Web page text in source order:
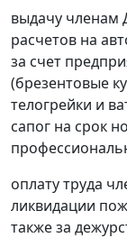
выдачу членам
расчетов на
за счет
(брезентовые
телогрейки и
сапог на срок
оплату труда
ликвидации
также за